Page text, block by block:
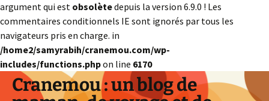
argument qui est obsolètedepuis la version 6.9.0 ! Les
commentaires conditionnels IE sont ignorés par tous les
navigateurs pris en charge. in
/home2/samyrabih/cranemou.com/wp-
includes/functions.phpon line 6170
Cranemou : un blog de